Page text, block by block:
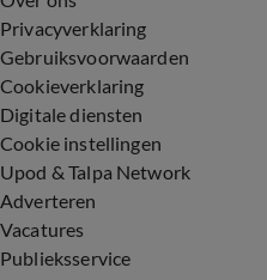
Privacyverklaring
Gebruiksvoorwaarden
Cookieverklaring
Digitale diensten
Cookie instellingen
Upod & Talpa Network
Adverteren
Vacatures
Publieksservice